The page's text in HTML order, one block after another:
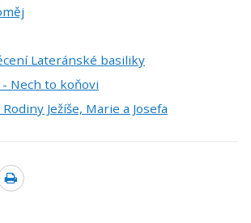
Lateránské basiliky
Nech to koňovi
Ježíše, Marie a Josefa